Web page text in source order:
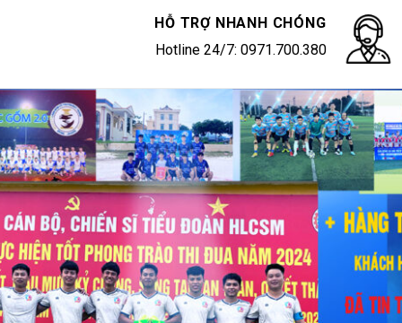
HỖ TRỢ NHANH CHÓNG
Hotline 24/7: 0971.700.380